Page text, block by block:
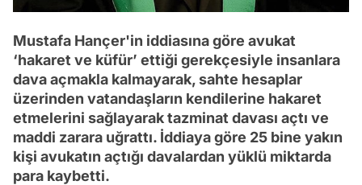
Mustafa Hançer'in iddiasına göre avukat
‘hakaret ve küfür’ ettiği gerekçesiyle insanlara
dava açmakla kalmayarak, sahte hesaplar
üzerinden vatandaşların kendilerine hakaret
etmelerini sağlayarak tazminat davası açtı ve
maddi zarara uğrattı. İddiaya göre 25 bine yakın
kişi avukatın açtığı davalardan yüklü miktarda
para kaybetti.